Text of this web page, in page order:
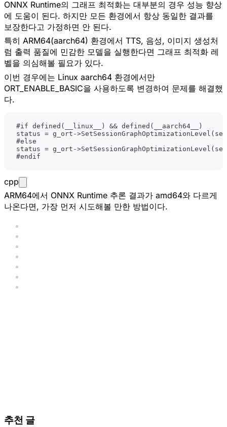
ONNX Runtime의 그래프 최적화는 대부분의 경우 성능 향상
에 도움이 된다. 하지만 모든 환경에서 항상 동일한 결과를
보장한다고 가정하면 안 된다.
특히 ARM64(aarch64) 환경에서 TTS, 음성, 이미지 생성처
럼 출력 품질에 민감한 모델을 실행한다면 그래프 최적화 레
벨을 의심해볼 필요가 있다.
이번 경우에는 Linux aarch64 환경에서만
ORT_ENABLE_BASIC을 사용하도록 변경하여 문제를 해결했
다.
#if defined ( __linux__ ) && defined ( __aarch64__
)
status = g_ort ->SetSessionGraphOptimizationLevel (
#else
status = g_ort ->SetSessionGraphOptimizationLevel (
#endif
cpp
ARM64에서 ONNX Runtime 추론 결과가 amd64와 다르게
나온다면, 가장 먼저 시도해볼 만한 방법이다.
추천 글